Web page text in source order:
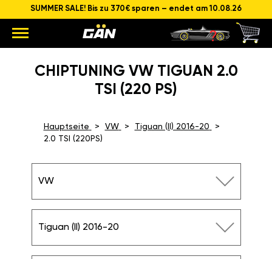
SUMMER SALE! Bis zu 370€ sparen – endet am 10.08.26
CHIPTUNING VW TIGUAN 2.0
TSI (220 PS)
Hauptseite VW
Tiguan (II) 2016-20
2.0 TSI (220PS)
VW
Tiguan (II) 2016-20